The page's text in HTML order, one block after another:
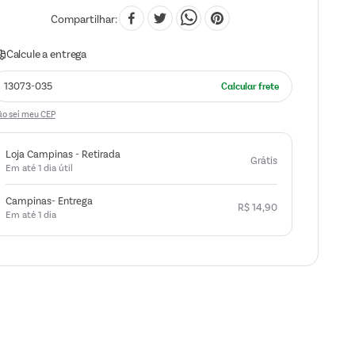
Compartilhar
sei meu CEP
Loja Campinas - Retirada
Em até 1 dia útil
Grátis
Campinas- Entrega
Em até 1 dia
R$ 14,90